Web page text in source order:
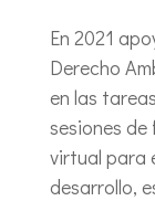
En 2021
Derecho
en las
sesiones
virtual para
desarrollo,